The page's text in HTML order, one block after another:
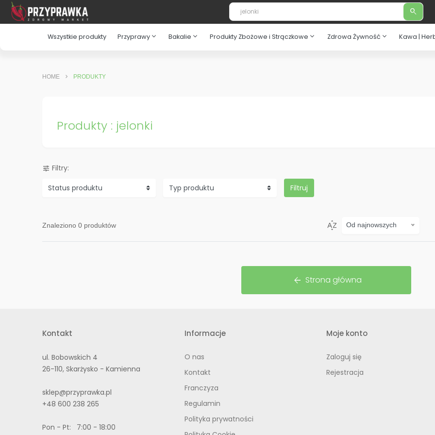
search
Wszystkie produkty Przyprawyexpand_more Bakalie expand_more Produkty Zbożowe i Strączkowe expand_more Zdrowa Żywność expand_more Kawa |
HOME PRODUKTY
Produkty : jelonki
tune Filtry:
Status produktu Typ produktu Filtruj
Znaleziono 0 produktów sort_by_alpha Od najnowszych
arrow_back Strona główna
Kontakt
ul. Bobowskich 4
26-110, Skarżysko - Kamienna
sklep@przyprawka.pl
+48 600 238 265
Pon - Pt: 7:00 - 18:00
Informacje
O nas
Kontakt
Franczyza
Regulamin
Polityka prywatności
Moje konto
Zaloguj się
Rejestracja